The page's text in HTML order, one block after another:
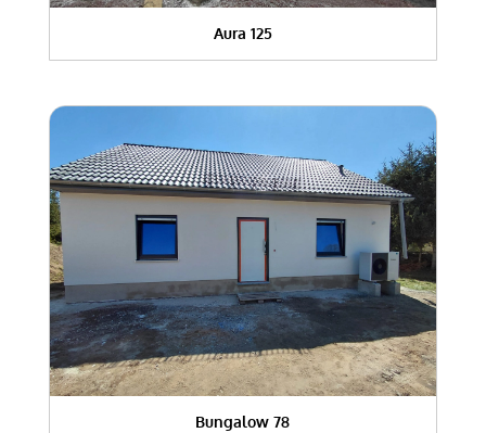
Aura 125
Bungalow 78